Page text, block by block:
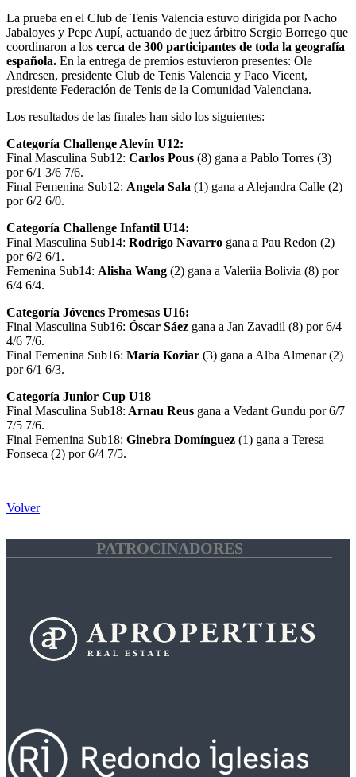
La prueba en el Club de Tenis Valencia estuvo dirigida por Nacho
Jabaloyes y Pepe Aupí, actuando de juez árbitro Sergio Borrego que
coordinaron a los cerca de 300 participantes de toda la geografía
española. En la entrega de premios estuvieron presentes: Ole
Andresen, presidente Club de Tenis Valencia y Paco Vicent,
presidente Federación de Tenis de la Comunidad Valenciana.
Los resultados de las finales han sido los siguientes:
Categoría Challenge Alevín U12:
Final Masculina Sub12: Carlos Pous (8) gana a Pablo Torres (3)
por 6/1 3/6 7/6.
Final Femenina Sub12: Angela Sala (1) gana a Alejandra Calle (2)
por 6/2 6/0.
Categoría Challenge Infantil U14:
Final Masculina Sub14: Rodrigo Navarro gana a Pau Redon (2)
por 6/2 6/1.
Femenina Sub14: Alisha Wang (2) gana a Valeriia Bolivia (8) por
6/4 6/4.
Categoría Jóvenes Promesas U16:
Final Masculina Sub16: Óscar Sáez gana a Jan Zavadil (8) por 6/4
4/6 7/6.
Final Femenina Sub16: María Koziar (3) gana a Alba Almenar (2)
por 6/1 6/3.
Categoría Junior Cup U18
Final Masculina Sub18: Arnau Reus gana a Vedant Gundu por 6/7
7/5 7/6.
Final Femenina Sub18: Ginebra Domínguez (1) gana a Teresa
Fonseca (2) por 6/4 7/5.
Volver
PATROCINADORES